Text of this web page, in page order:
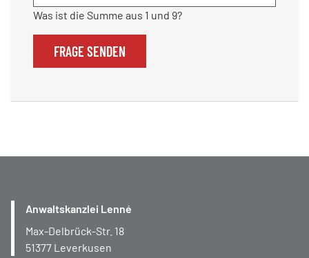
Was ist die Summe aus 1 und 9?
FRAGE SENDEN
Anwaltskanzlei Lenné
Max-Delbrück-Str. 18
51377 Leverkusen